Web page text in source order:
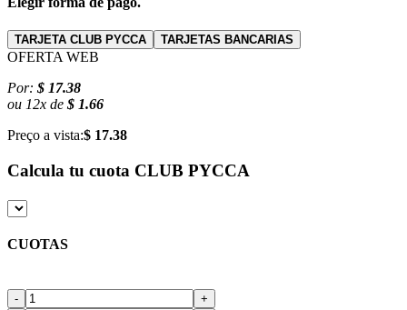
TARJETA CLUB PYCCA TARJETAS BANCARIAS
OFERTA WEB
Por: $ 17.38
ou 12x de $ 1.66
Preço a vista:$ 17.38
Calcula tu cuota CLUB PYCCA
CUOTAS
- +